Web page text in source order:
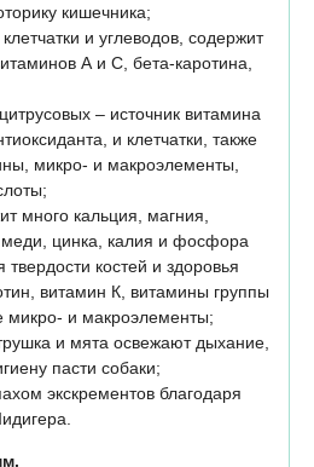
кишечника;
и углеводов, содержит
А и С, бета-каротина,
– источник витамина
и клетчатки, также
микро- и макроэлементы,
много кальция, магния,
цинка, калия и фосфора
костей и здоровья
витамин К, витамины группы
микро- и макроэлементы;
и мята освежают дыхание,
пасти собаки;
экскрементов благодаря